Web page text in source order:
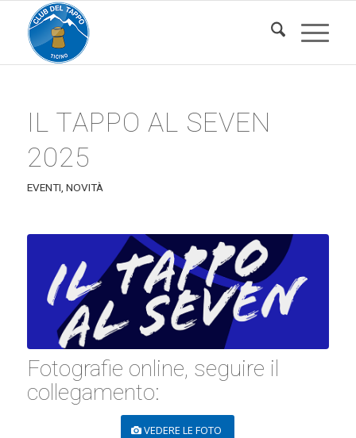
IL TAPPO AL SEVEN
2025
EVENTI NOVITÀ
Fotografie online, seguire il
collegamento:
VEDERE LE FOTO